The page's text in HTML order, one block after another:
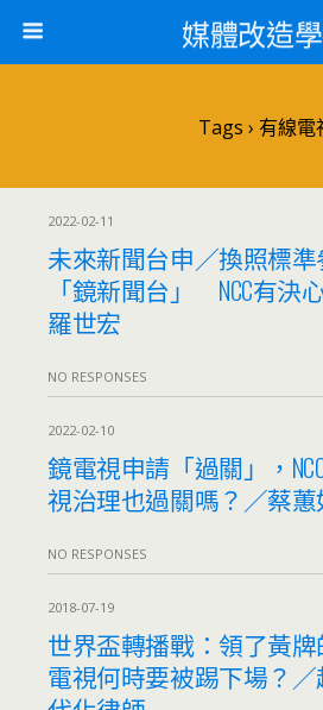
媒體改造
Tags › 有線電
2022-02-11
未來新聞台申／換照標
「鏡新聞台」 NCC有決
羅世宏
NO RESPONSES
2022-02-10
鏡電視申請「過關」，
視治理也過關嗎？／蔡蕙
NO RESPONSES
2018-07-19
世界盃轉播戰：領了黃
電視何時要被踢下場？